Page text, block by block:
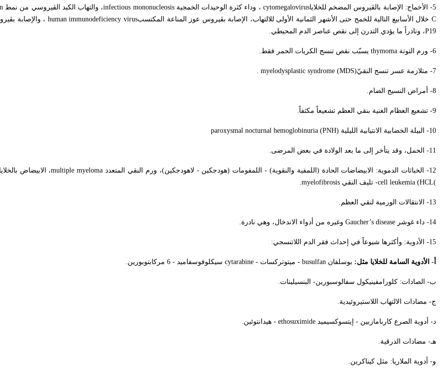
5- الأخماج: الإصابة بالڤيروس المضخم للخلايا cytomegalovirus ، وداء كثرة الوحيدات الخمجيةinfectious mononucleosis، والتهاب الكبد الڤيروسي من نمط
Cخلال الأسابيع التالية للخمج حتى الأشهر الثمانية الأولى للالتهاب، الإصابة بڤيروس عوز المناعة المكتسبhuman immunodeficiency virus ، والإصابة
P19، ونادراً ما يؤدي التدرن إلى نقص عناصر الدم المحيطي.
6- ورم التوتة thymoma يسبّب نقص تنسج الكريات الحمر فقط.
7- متلازمة عسر تنسج النقيّ myelodysplastic syndrome (MDS)
.
8- أمراض النسيج الضام.
9- تشعيع العظام الغنية بنقي العظم تشعيعاً مكثفاً.
10- البيلة الخضابية الانتيابية الليلية paroxysmal nocturnal hemoglobinuria (PNH)
11- الحمل، وقد يتأخر إلى ما بعد الولادة في بعض المرضى.
12- الخباثات الدموية: الابيضاضات الحادة (اللمفية والنقوية) - اللمفومات (هودجكين - لاهودجكين)، ورم النقي المتعدد multiple myeloma، الابيضاض
cell leukemia (HCL(- تليف النقي myelofibrosis
.
13- الانتقالات الورمية لنقي العظم.
14- داء غوشر Gaucher’s disease وغيره من أدواء الاندخال، وهي نادرة.
15- الأدوية: وأكثرها شيوعاً في إحداث فقر الدم اللاتنسجي:
أ- الأدوية السامة للخلايا مثل: بوسلفان busulfan - ميتوتركسات - cytarabine سيكلوفوسفاميد - 6 مركابتوبورين.
ب- الصادات: كلورامفينيكول سفالوسبورين- البنسيلينات.
ج- مضادات الالتهاب اللاستيروئيدية.
د- أدوية الصرع كاربامازبين - إيتسوكسيميد ethosuximide - هيدانتوئين.
هـ- مضادات الدرقية.
و- أدوية الملاريا: مثل كيناكرين.